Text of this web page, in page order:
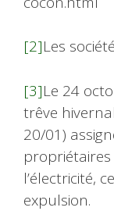
[2]Les
[3]Le 24
trêve
20/01)
l’électricité,
expulsion.